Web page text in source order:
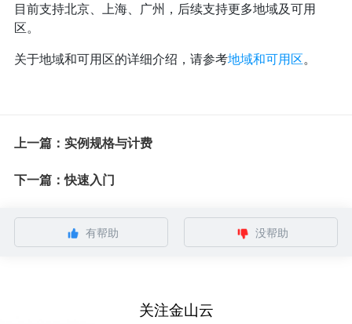
目前支持北京、上海、广州，后续支持更多地域及可用
区。
关于地域和可用区的详细介绍，请参考地域和可用区。
上一篇：实例规格与计费
下一篇：快速入门
有帮助 没帮助
关注金山云